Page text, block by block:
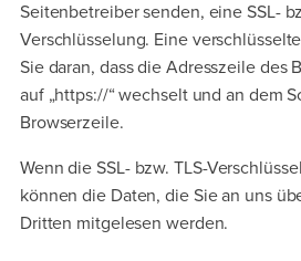
Seitenbetreiber senden, eine SSL-
Verschlüsselung. Eine
Sie daran, dass die Adresszeile des
auf „https://“ wechselt und an dem
Browserzeile.
Wenn die SSL- bzw. TLS-
können die Daten, die Sie an uns
Dritten mitgelesen werden.